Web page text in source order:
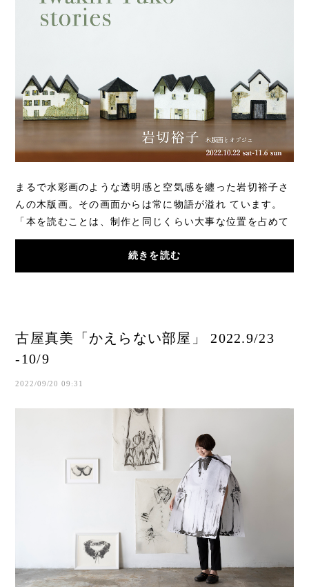
まるで水彩画のような透明感と空気感を纏った岩切裕子さ
んの木版画。その画面からは常に物語が溢れ ています。
「本を読むことは、制作と同じくらい大事な位置を占めて
いる。」という岩切さんにとって 「描くこと...
続きを読む
古屋真美「かえらない部屋」 2022.9/23
-10/9
2022/09/20 09:31